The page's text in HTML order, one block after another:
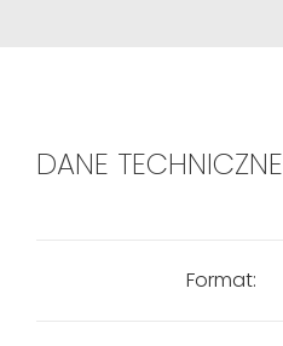
DANE TECHNICZNE
Format: